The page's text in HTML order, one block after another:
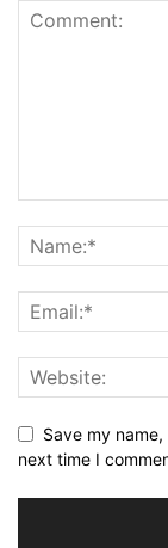
Save my
next time I